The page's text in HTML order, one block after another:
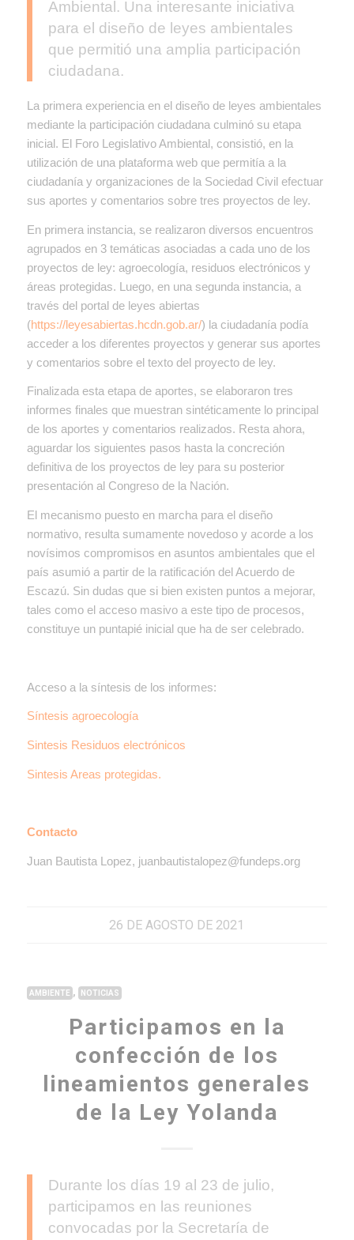
Ambiental. Una interesante iniciativa
para el diseño de leyes ambientales
que permitió una amplia participación
ciudadana.
La primera experiencia en el diseño de leyes ambientales
mediante la participación ciudadana culminó su etapa
inicial. El Foro Legislativo Ambiental, consistió, en la
utilización de una plataforma web que permitía a la
ciudadanía y organizaciones de la Sociedad Civil efectuar
sus aportes y comentarios sobre tres proyectos de ley.
En primera instancia, se realizaron diversos encuentros
agrupados en 3 temáticas asociadas a cada uno de los
proyectos de ley: agroecología, residuos electrónicos y
áreas protegidas. Luego, en una segunda instancia, a
través del portal de leyes abiertas
(https://leyesabiertas.hcdn.gob.ar/) la ciudadanía podía
acceder a los diferentes proyectos y generar sus aportes
y comentarios sobre el texto del proyecto de ley.
Finalizada esta etapa de aportes, se elaboraron tres
informes finales que muestran sintéticamente lo principal
de los aportes y comentarios realizados. Resta ahora,
aguardar los siguientes pasos hasta la concreción
definitiva de los proyectos de ley para su posterior
presentación al Congreso de la Nación.
El mecanismo puesto en marcha para el diseño
normativo, resulta sumamente novedoso y acorde a los
novísimos compromisos en asuntos ambientales que el
país asumió a partir de la ratificación del Acuerdo de
Escazú. Sin dudas que si bien existen puntos a mejorar,
tales como el acceso masivo a este tipo de procesos,
constituye un puntapié inicial que ha de ser celebrado.
Acceso a la síntesis de los informes:
Síntesis agroecología
Sintesis Residuos electrónicos
Sintesis Areas protegidas.
Contacto
Juan Bautista Lopez, juanbautistalopez@fundeps.org
26 DE AGOSTO DE 2021
AMBIENTE , NOTICIAS
Participamos en la
confección de los
lineamientos generales
de la Ley Yolanda
Durante los días 19 al 23 de julio,
participamos en las reuniones
convocadas por la Secretaría de